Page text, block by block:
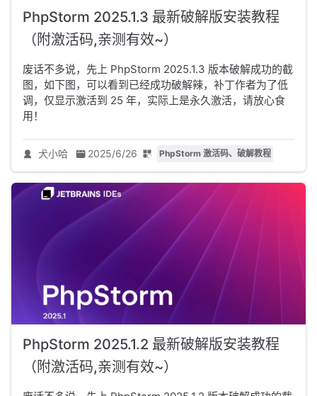
PhpStorm 2025.1.3 最新破解版安装教程
（附激活码,亲测有效~）
废话不多说，先上 PhpStorm 2025.1.3 版本破解成功的截
图，如下图，可以看到已经成功破解辣，补丁作者为了低
调，仅显示激活到 25 年，实际上是永久激活，请放心食
用！
犬小哈 2025/6/26 PhpStorm 激活码、破解教程
PhpStorm 2025.1.2 最新破解版安装教程
（附激活码,亲测有效~）